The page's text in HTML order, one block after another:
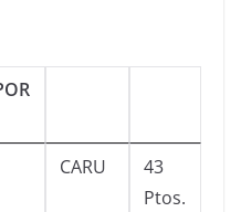
CARU
43
Ptos.